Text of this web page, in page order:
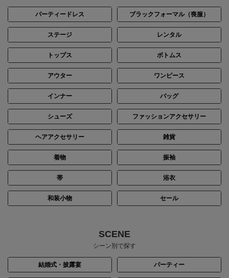
パーティードレス ブラックフォーマル（喪服）
ステージ レンタル
トップス ボトムス
アウター ワンピース
インナー バッグ
シューズ ファッションアクセサリー
ヘアアクセサリー 雑貨
着物 振袖
帯 浴衣
和装小物 セール
SCENE
シーン別で探す
結婚式・披露宴 パーティー